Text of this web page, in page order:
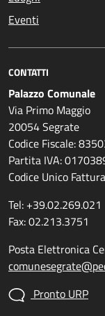
Eventi
CONTATTI
Palazzo Comunale
Via Primo Maggio
20054 Segrate
Codice Fiscale:
Partita IVA:
Codice Unico
Tel: +39.02.269.021
Fax: 02.213.3751
Posta Elettronica
Pronto URP